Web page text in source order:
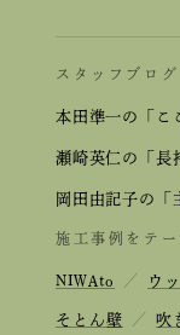
スタッフブログ
本田準一の「こ
瀬崎英仁の「長
岡田由記子の「
施工事例をテ
NIWAto ／ ウ
そとん壁 ／ 吹